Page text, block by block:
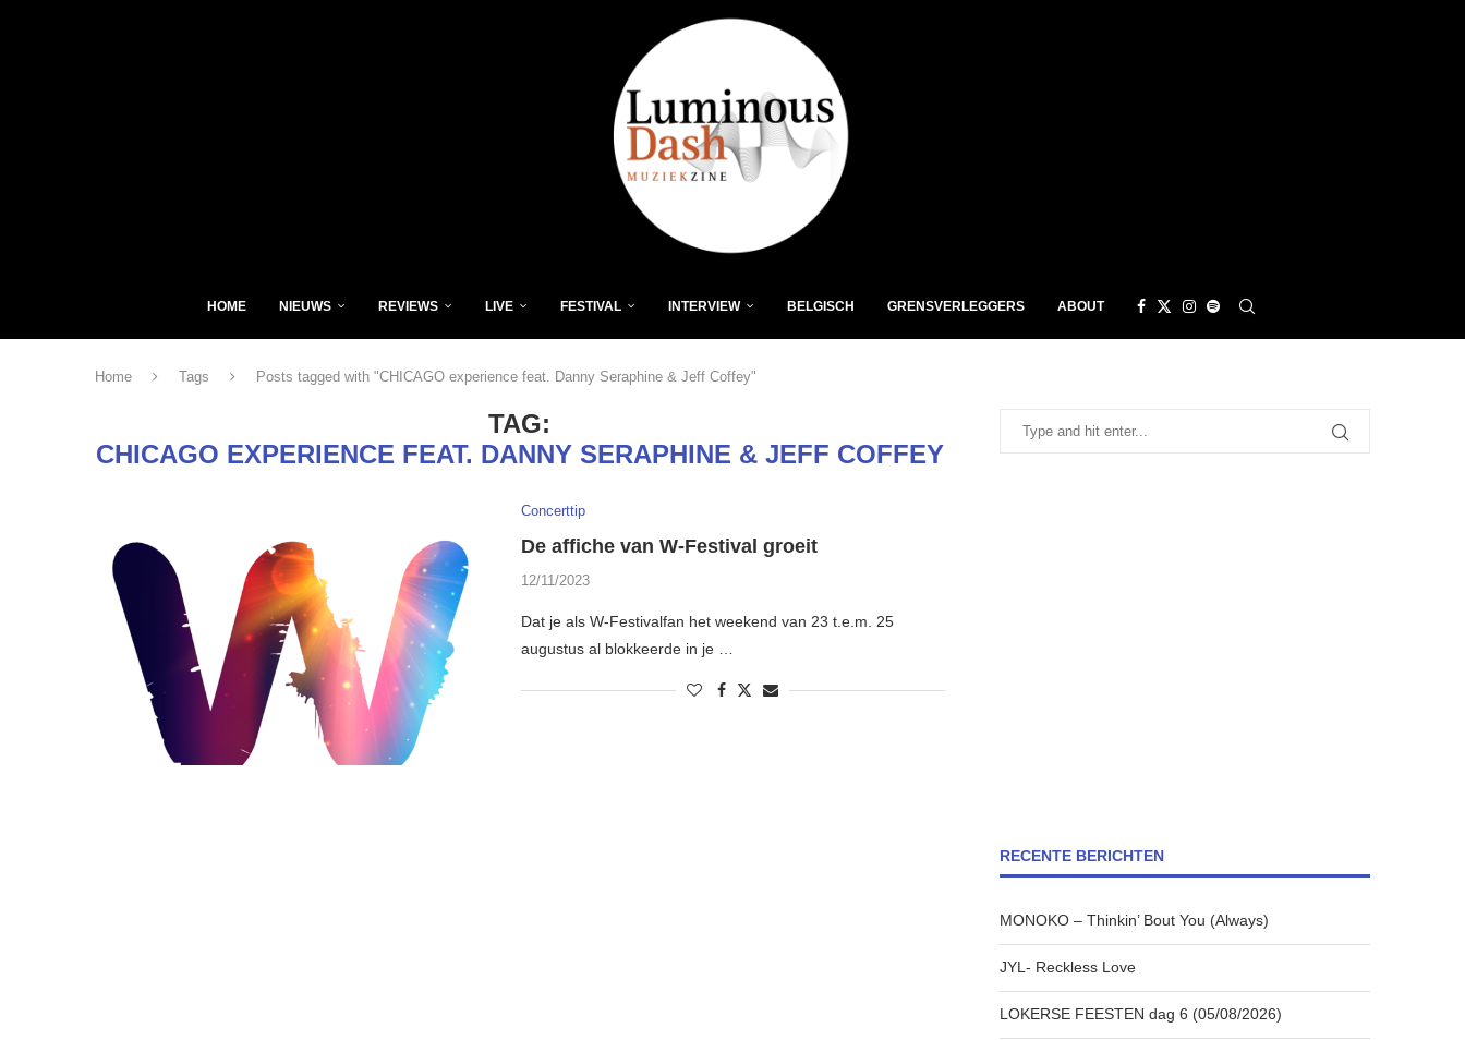
HOME NIEUWS REVIEWS LIVE FESTIVAL INTERVIEW BELGISCH GRENSVERLEGGERS ABOUT
Home Tags Posts tagged with "CHICAGO experience feat. Danny Seraphine & Jeff Coffey"
TAG:
CHICAGO EXPERIENCE FEAT. DANNY SERAPHINE & JEFF COFFEY
Concerttip
De affiche van W-Festival groeit
12/11/2023
Dat je als W-Festivalfan het weekend van 23 t.e.m. 25
augustus al blokkeerde in je …
RECENTE BERICHTEN
MONOKO – Thinkin’ Bout You (Always)
JYL- Reckless Love
LOKERSE FEESTEN dag 6 (05/08/2026)